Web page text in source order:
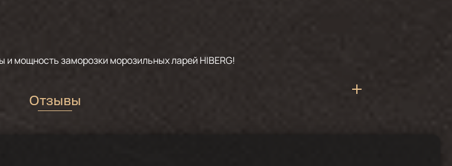
мощность заморозки морозильных ларей HIBERG!
Отзывы